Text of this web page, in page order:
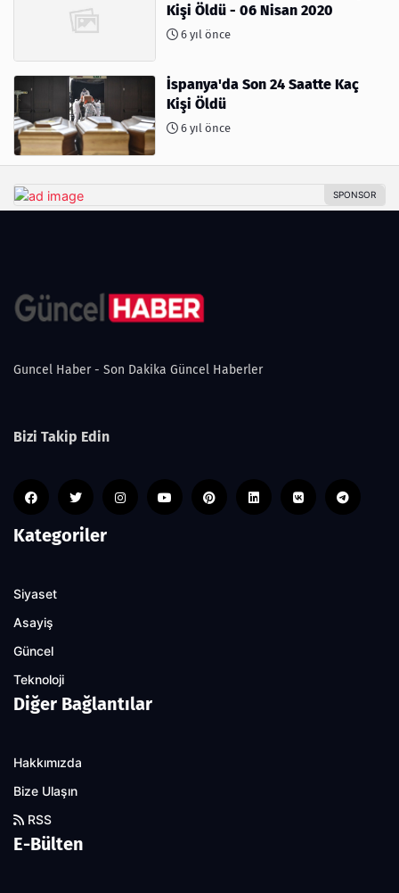
Kişi Öldü - 06 Nisan 2020
6 yıl önce
İspanya'da Son 24 Saatte Kaç
Kişi Öldü
6 yıl önce
Guncel Haber - Son Dakika Güncel Haberler
Bizi Takip Edin
Kategoriler
Siyaset
Asayiş
Güncel
Teknoloji
Diğer Bağlantılar
Hakkımızda
Bize Ulaşın
RSS
E-Bülten